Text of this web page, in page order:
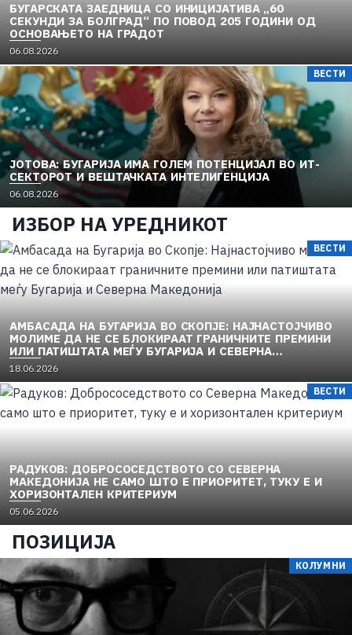
БУГАРСКАТА ЗАЕДНИЦА СО ИНИЦИЈАТИВА „60
СЕКУНДИ ЗА БОЛГРАД“ ПО ПОВОД 205 ГОДИНИ ОД
ОСНОВАЊЕТО НА ГРАДОТ
06.08.2026
ВЕСТИ
ЈОТОВА: БУГАРИЈА ИМА ГОЛЕМ ПОТЕНЦИЈАЛ ВО ИТ-
СЕКТОРОТ И ВЕШТАЧКАТА ИНТЕЛИГЕНЦИЈА
06.08.2026
ИЗБОР НА УРЕДНИКОТ
ВЕСТИ
АМБАСАДА НА БУГАРИЈА ВО СКОПЈЕ: НАЈНАСТОЈЧИВО
МОЛИМЕ ДА НЕ СЕ БЛОКИРААТ ГРАНИЧНИТЕ ПРЕМИНИ
ИЛИ ПАТИШТАТА МЕЃУ БУГАРИЈА И СЕВЕРНА
МАКЕДОНИЈА
18.06.2026
ВЕСТИ
РАДУКОВ: ДОБРОСОСЕДСТВОТО СО СЕВЕРНА
МАКЕДОНИЈА НЕ САМО ШТО Е ПРИОРИТЕТ, ТУКУ Е И
ХОРИЗОНТАЛЕН КРИТЕРИУМ
05.06.2026
ПОЗИЦИЈА
КОЛУМНИ